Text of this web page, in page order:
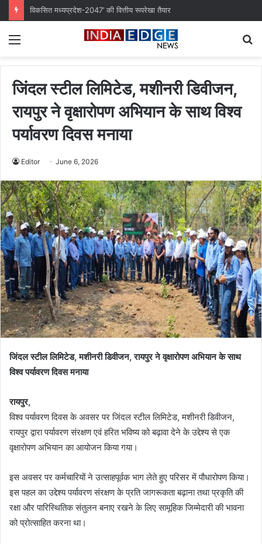
विकसित मध्यप्रदेश-2047’ की वित्तीय रूपरेखा तैयार
Menu
जिंदल स्टील लिमिटेड, मशीनरी डिवीजन,
रायपुर ने वृक्षारोपण अभियान के साथ विश्व
पर्यावरण दिवस मनाया
Editor June 6, 2026
जिंदल स्टील लिमिटेड, मशीनरी डिवीजन, रायपुर ने वृक्षारोपण अभियान के साथ
विश्व पर्यावरण दिवस मनाया
रायपुर,
विश्व पर्यावरण दिवस के अवसर पर जिंदल स्टील लिमिटेड, मशीनरी डिवीजन,
रायपुर द्वारा पर्यावरण संरक्षण एवं हरित भविष्य को बढ़ावा देने के उद्देश्य से एक
वृक्षारोपण अभियान का आयोजन किया गया।
इस अवसर पर कर्मचारियों ने उत्साहपूर्वक भाग लेते हुए परिसर में पौधारोपण किया।
इस पहल का उद्देश्य पर्यावरण संरक्षण के प्रति जागरूकता बढ़ाना तथा प्रकृति की
रक्षा और पारिस्थितिक संतुलन बनाए रखने के लिए सामूहिक जिम्मेदारी की भावना
को प्रोत्साहित करना था।